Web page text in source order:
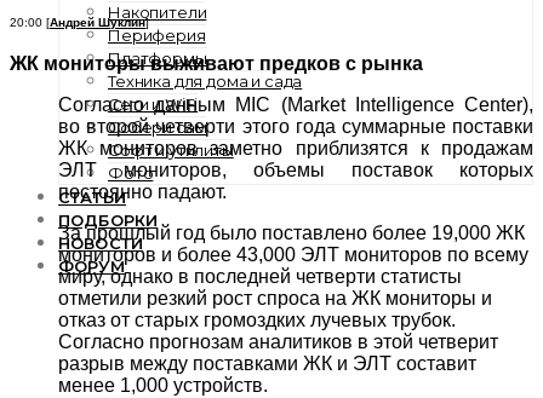
Накопители
Периферия
Платформы
Техника для дома и сада
Сети и WiFi
Собери сам
Софт и утилиты
Фото
СТАТЬИ
ПОДБОРКИ
НОВОСТИ
ФОРУМ
20:00 [Андрей Шуклин]
ЖК мониторы выживают предков с рынка
Согласно данным MIC (Market Intelligence Center),
во второй четверти этого года суммарные поставки
ЖК мониторов заметно приблизятся к продажам
ЭЛТ мониторов, объемы поставок которых
постоянно падают.
За прошлый год было поставлено более 19,000 ЖК
мониторов и более 43,000 ЭЛТ мониторов по всему
миру, однако в последней четверти статисты
отметили резкий рост спроса на ЖК мониторы и
отказ от старых громоздких лучевых трубок.
Согласно прогнозам аналитиков в этой четверит
разрыв между поставками ЖК и ЭЛТ составит
менее 1,000 устройств.